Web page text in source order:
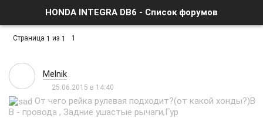
HONDA INTEGRA DB6 - Список форумов
Страница 1 из 1 1
Melnik
25.06.2015 в 14:40
От чего рейка рулевая подходит?(от какой хонды?)В
В - провода , Задние ушастые рычаги,Гур